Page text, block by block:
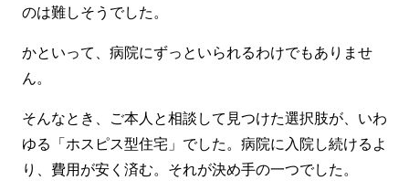
のは難しそうでした。
かといって、病院にずっといられるわけでもありませ
ん。
そんなとき、ご本人と相談して見つけた選択肢が、いわ
ゆる「ホスピス型住宅」でした。病院に入院し続けるよ
り、費用が安く済む。それが決め手の一つでした。